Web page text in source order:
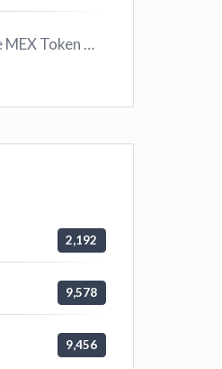
Come ottenere MEX Token GRATIS su Elrond ?
2,192
9,578
9,456